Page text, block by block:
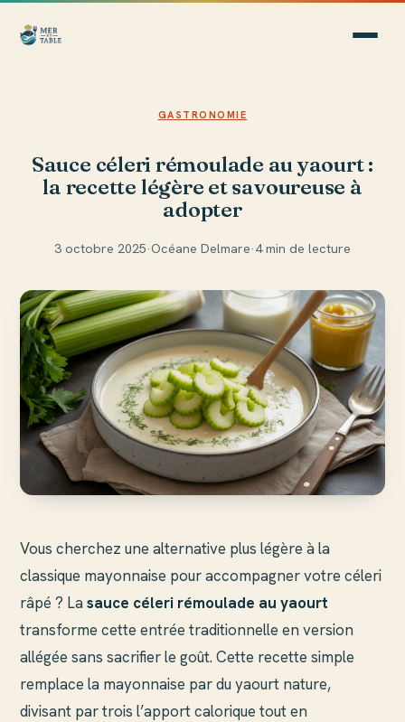
GASTRONOMIE
Sauce céleri rémoulade au yaourt :
la recette légère et savoureuse à
adopter
3 octobre 2025·Océane Delmare·4 min de lecture
Vous cherchez une alternative plus légère à la
classique mayonnaise pour accompagner votre céleri
râpé ? Lasauce céleri rémoulade au yaourt
transforme cette entrée traditionnelle en version
allégée sans sacrifier le goût. Cette recette simple
remplace la mayonnaise par du yaourt nature,
divisant par trois l’apport calorique tout en